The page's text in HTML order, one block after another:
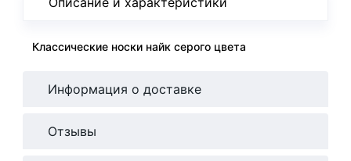
Классические носки найк серого цвета
Информация о доставке
Отзывы